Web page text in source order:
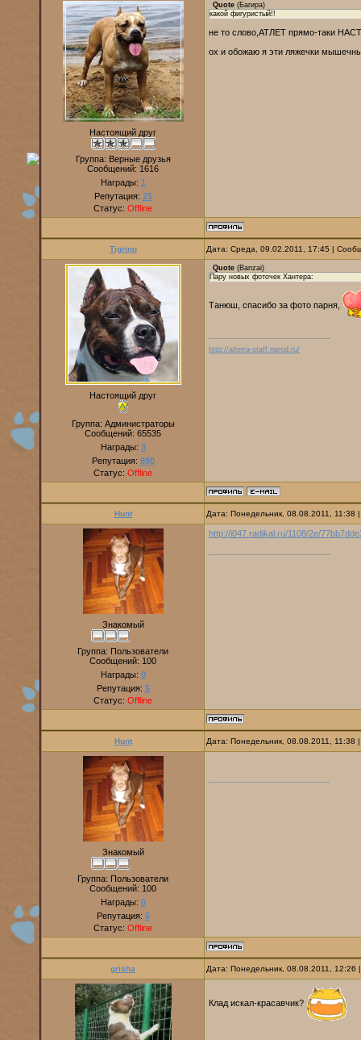
Настоящий друг
Группа: Верные друзья
Сообщений: 1616
Награды: 1
Репутация: 21
Статус: Offline
Quote (Багира)
какой фигуристый!!
не то слово,АТЛЕТ прямо-таки
ох и обожаю я эти ляжечки
Tigrino Дата: Среда, 09.02.2011, 17:45 |
Настоящий друг
Группа: Администраторы
Сообщений: 65535
Награды: 3
Репутация: 890
Статус: Offline
Quote (Banzai)
Пару новых фоточек Хантера:
Танюш, спасибо за фото парня,
http://alterra-staff.narod.ru/
Hunt Дата: Понедельник, 08.08.2011,
Знакомый
Группа: Пользователи
Сообщений: 100
Награды: 0
Репутация: 5
Статус: Offline
http://i047.radikal.ru/1108/2e/
Hunt Дата: Понедельник, 08.08.2011,
Знакомый
Группа: Пользователи
Сообщений: 100
Награды: 0
Репутация: 5
Статус: Offline
grisha Дата: Понедельник, 08.08.2011,
Клад искал-красавчик?